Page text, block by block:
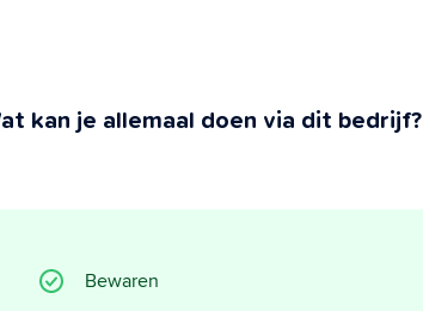
kan je allemaal doen via dit bedrijf?
Bewaren